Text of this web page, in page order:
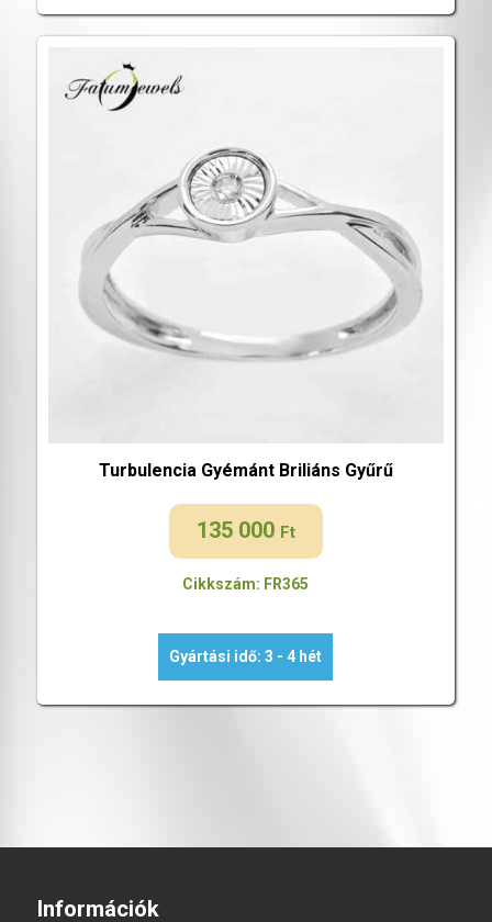
Turbulencia Gyémánt Briliáns Gyűrű
135 000 Ft
Cikkszám: FR365
Gyártási idő: 3 - 4 hét
Információk